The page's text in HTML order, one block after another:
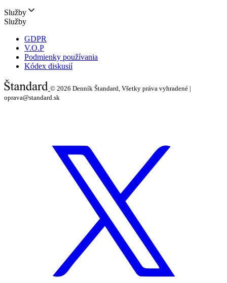
Služby
Služby
GDPR
V.O.P
Podmienky používania
Kódex diskusií
© 2026 Denník Štandard, Všetky práva vyhradené |
oprava@standard.sk